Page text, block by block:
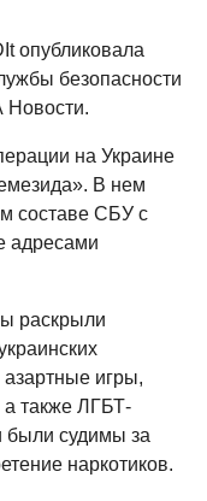
опубликовала
безопасности
на Украине
В нем
составе СБУ с
адресами
раскрыли
игры,
а также ЛГБТ-
были судимы за
наркотиков.